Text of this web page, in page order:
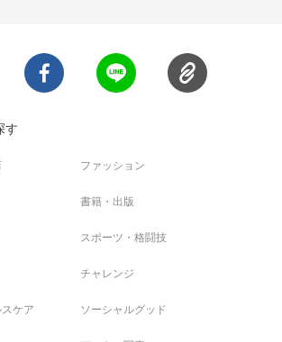
い」へレベルアップさせてください！】
も冷蔵庫もなし、給湯器・風呂は壊れているなど生活
的でない動きをしています。そして、まもなく冬で
す
ファッション
書籍・出版
スポーツ・格闘技
チャレンジ
ケア ソーシャルグッド